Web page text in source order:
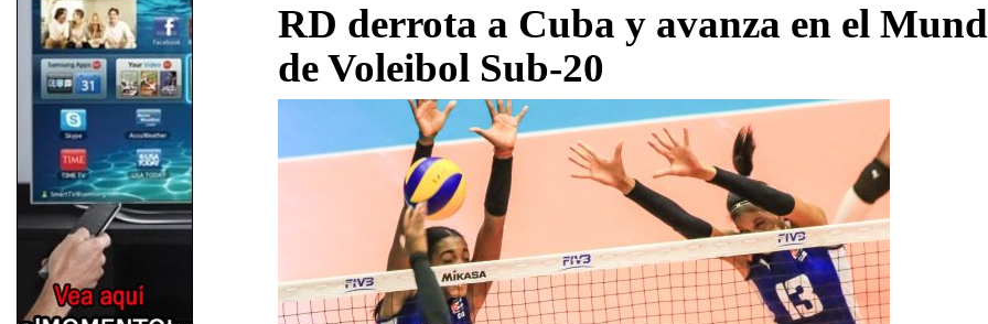
RD derrota a Cuba y avanza en el
de Voleibol Sub-20